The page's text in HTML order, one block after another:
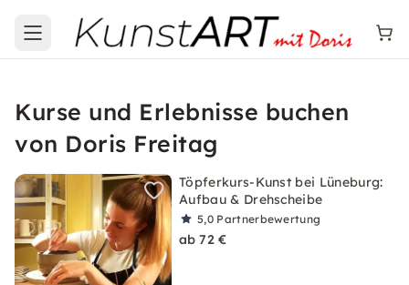
Open main menu
Kurse und Erlebnisse buchen
von Doris Freitag
Töpferkurs-Kunst bei Lüneburg:
Aufbau & Drehscheibe
5,0 Partnerbewertung
ab 72 €